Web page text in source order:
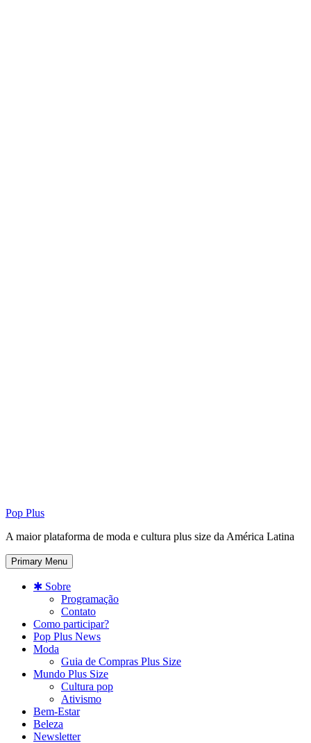
Pop Plus
A maior plataforma de moda e cultura plus size da América Latina
Primary Menu
✱ Sobre
Programação
Contato
Como participar?
Pop Plus News
Moda
Guia de Compras Plus Size
Mundo Plus Size
Cultura pop
Ativismo
Bem-Estar
Beleza
Newsletter